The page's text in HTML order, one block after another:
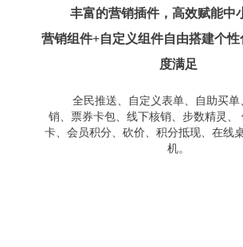
丰富的营销插件，高效赋能中
营销组件+自定义组件自由搭建个
度满足
全民推送、自定义表单、自助买
销、票券卡包、线下核销、步数精灵、
卡、会员积分、砍价、积分抵现、在线
机。